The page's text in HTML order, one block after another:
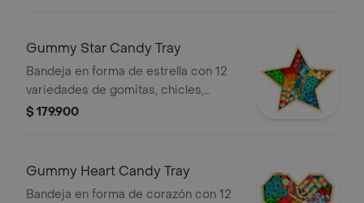
Gummy Star Candy Tray
Bandeja en forma de estrella con 12
variedades de gomitas, chicles,
cintas, chocmelos, chocomoneditas y
disponibilidad.
$ 179.900
Gummy Heart Candy Tray
Bandeja en forma de corazón con 12